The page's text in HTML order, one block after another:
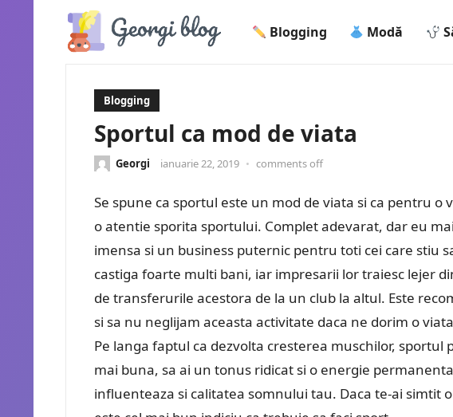
Blogging Modă
Blogging
Sportul ca mod de viata
Georgi ianuarie 22, 2019 • comments off
Se spune ca sportul este un mod de viata si ca pentru o
o atentie sporita sportului. Complet adevarat, dar eu
imensa si un business puternic pentru toti cei care stiu
castiga foarte multi bani, iar impresarii lor traiesc lejer
de transferurile acestora de la un club la altul. Este
si sa nu neglijam aceasta activitate daca ne dorim o
Pe langa faptul ca dezvolta cresterea muschilor, sportul
mai buna, sa ai un tonus ridicat si o energie
influenteaza si calitatea somnului tau. Daca te-ai simtit